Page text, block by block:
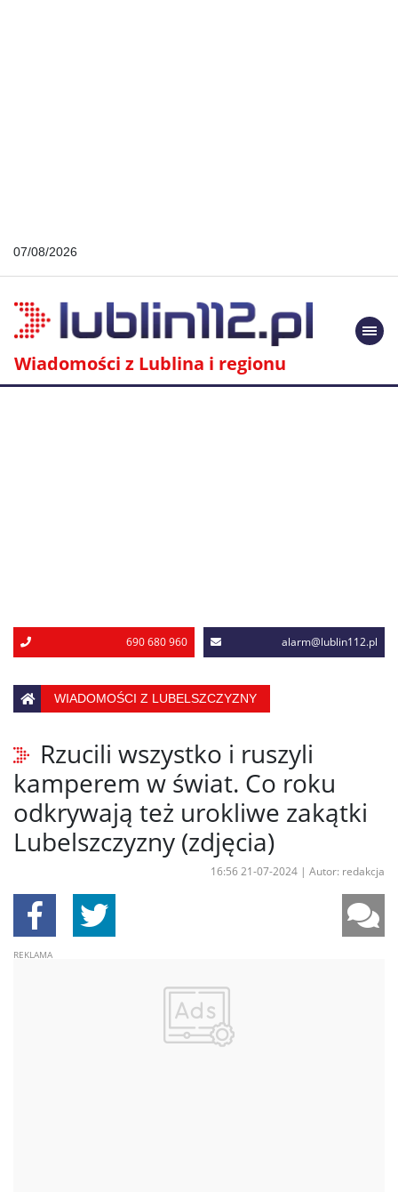
07/08/2026
Wiadomości z Lublina i regionu
690 680 960 alarm@lublin112.pl
WIADOMOŚCI Z LUBELSZCZYZNY
Rzucili wszystko i ruszyli
kamperem w świat. Co roku
odkrywają też urokliwe zakątki
Lubelszczyzny (zdjęcia)
16:56 21-07-2024 | Autor: redakcja